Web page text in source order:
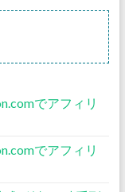
でアフィリ
でアフィリ